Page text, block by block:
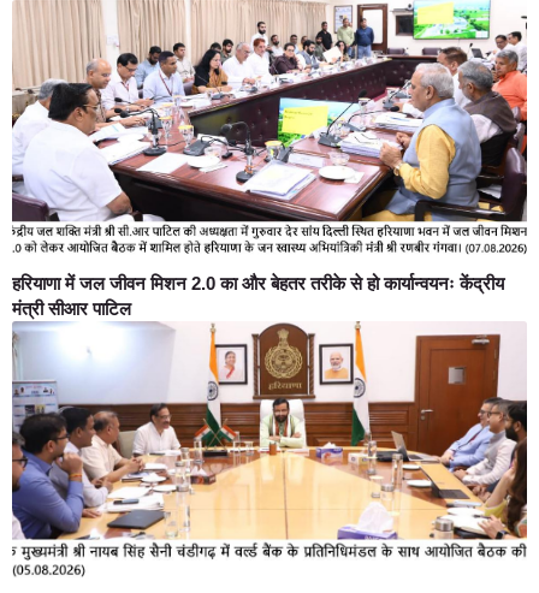
हरियाणा में जल जीवन मिशन 2.0 का और बेहतर तरीके से हो कार्यान्वयनः केंद्रीय
मंत्री सीआर पाटिल